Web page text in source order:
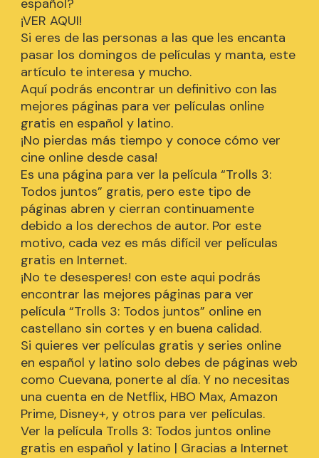
español?
¡VER AQUI!
Si eres de las personas a las que les encanta
pasar los domingos de películas y manta, este
artículo te interesa y mucho.
Aquí podrás encontrar un definitivo con las
mejores páginas para ver películas online
gratis en español y latino.
¡No pierdas más tiempo y conoce cómo ver
cine online desde casa!
Es una página para ver la película “Trolls 3:
Todos juntos” gratis, pero este tipo de
páginas abren y cierran continuamente
debido a los derechos de autor. Por este
motivo, cada vez es más difícil ver películas
gratis en Internet.
¡No te desesperes! con este aqui podrás
encontrar las mejores páginas para ver
película “Trolls 3: Todos juntos” online en
castellano sin cortes y en buena calidad.
Si quieres ver películas gratis y series online
en español y latino solo debes de páginas web
como Cuevana, ponerte al día. Y no necesitas
una cuenta en de Netflix, HBO Max, Amazon
Prime, Disney+, y otros para ver películas.
Ver la película Trolls 3: Todos juntos online
gratis en español y latino | Gracias a Internet